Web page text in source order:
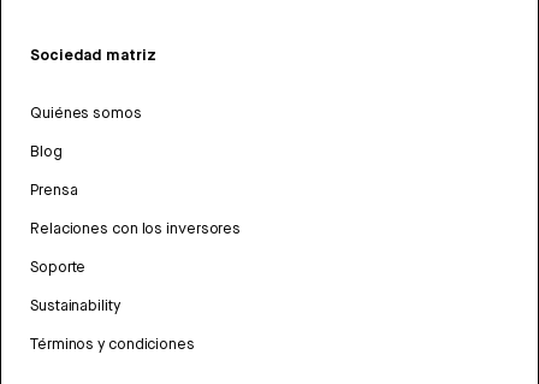
Sociedad matriz
Quiénes somos
Blog
Prensa
Relaciones con los inversores
Soporte
Sustainability
Términos y condiciones